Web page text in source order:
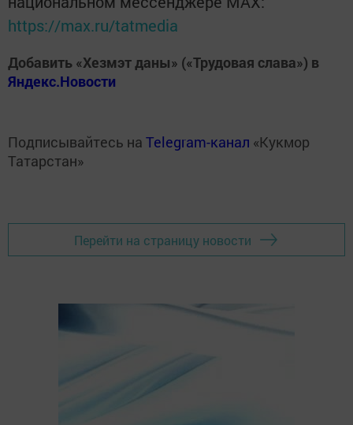
https://max.ru/tatmedia
Добавить «Хезмэт даны» («Трудовая слава») в
Яндекс.Новости
Подписывайтесь на Telegram-канал «Кукмор
Татарстан»
Перейти на страницу новости